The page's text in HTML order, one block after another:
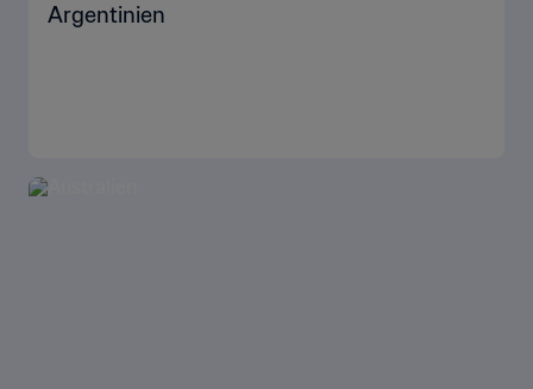
Argentinien